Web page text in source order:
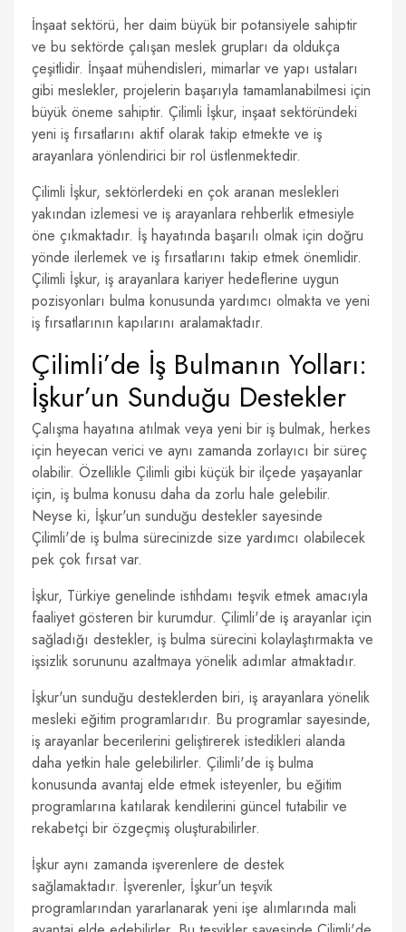
İnşaat sektörü, her daim büyük bir potansiyele sahiptir
ve bu sektörde çalışan meslek grupları da oldukça
çeşitlidir. İnşaat mühendisleri, mimarlar ve yapı ustaları
gibi meslekler, projelerin başarıyla tamamlanabilmesi için
büyük öneme sahiptir. Çilimli İşkur, inşaat sektöründeki
yeni iş fırsatlarını aktif olarak takip etmekte ve iş
arayanlara yönlendirici bir rol üstlenmektedir.
Çilimli İşkur, sektörlerdeki en çok aranan meslekleri
yakından izlemesi ve iş arayanlara rehberlik etmesiyle
öne çıkmaktadır. İş hayatında başarılı olmak için doğru
yönde ilerlemek ve iş fırsatlarını takip etmek önemlidir.
Çilimli İşkur, iş arayanlara kariyer hedeflerine uygun
pozisyonları bulma konusunda yardımcı olmakta ve yeni
iş fırsatlarının kapılarını aralamaktadır.
Çilimli’de İş Bulmanın Yolları:
İşkur’un Sunduğu Destekler
Çalışma hayatına atılmak veya yeni bir iş bulmak, herkes
için heyecan verici ve aynı zamanda zorlayıcı bir süreç
olabilir. Özellikle Çilimli gibi küçük bir ilçede yaşayanlar
için, iş bulma konusu daha da zorlu hale gelebilir.
Neyse ki, İşkur'un sunduğu destekler sayesinde
Çilimli'de iş bulma sürecinizde size yardımcı olabilecek
pek çok fırsat var.
İşkur, Türkiye genelinde istihdamı teşvik etmek amacıyla
faaliyet gösteren bir kurumdur. Çilimli'de iş arayanlar için
sağladığı destekler, iş bulma sürecini kolaylaştırmakta ve
işsizlik sorununu azaltmaya yönelik adımlar atmaktadır.
İşkur'un sunduğu desteklerden biri, iş arayanlara yönelik
mesleki eğitim programlarıdır. Bu programlar sayesinde,
iş arayanlar becerilerini geliştirerek istedikleri alanda
daha yetkin hale gelebilirler. Çilimli'de iş bulma
konusunda avantaj elde etmek isteyenler, bu eğitim
programlarına katılarak kendilerini güncel tutabilir ve
rekabetçi bir özgeçmiş oluşturabilirler.
İşkur aynı zamanda işverenlere de destek
sağlamaktadır. İşverenler, İşkur'un teşvik
programlarından yararlanarak yeni işe alımlarında mali